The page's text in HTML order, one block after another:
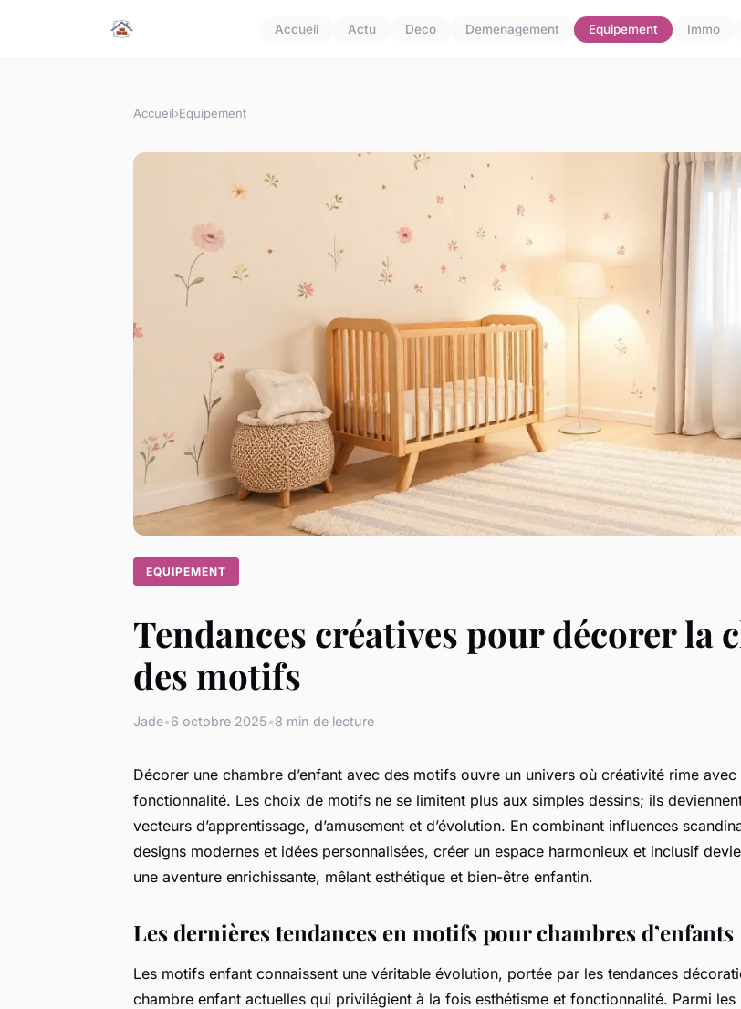
Accueil Actu Deco Demenagement Equipement Immo
Accueil›Equipement
EQUIPEMENT
Tendances créatives pour décorer la
des motifs
Jade•6 octobre 2025•8 min de lecture
Décorer une chambre d’enfant avec des motifs ouvre un univers où créativité rime avec
fonctionnalité. Les choix de motifs ne se limitent plus aux simples dessins; ils
vecteurs d’apprentissage, d’amusement et d’évolution. En combinant influences
designs modernes et idées personnalisées, créer un espace harmonieux et inclusif
une aventure enrichissante, mêlant esthétique et bien-être enfantin.
Les dernières tendances en motifs pour chambres d’enfants
Les motifs enfant connaissent une véritable évolution, portée par les tendances
chambre enfant actuelles qui privilégient à la fois esthétisme et fonctionnalité. Parmi les